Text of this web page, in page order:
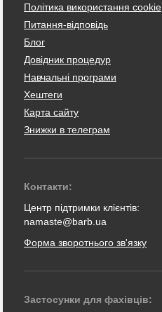
Політика використання cookie
Питання-відповідь
Блог
Довідник процедур
Навчальні програми
Хештеги
Карта сайту
Знижки в телеграм
Контакти:
Центр підтримки клієнтів:
namaste@barb.ua
Форма зворотнього зв'язку
Застосунки для фахівців: